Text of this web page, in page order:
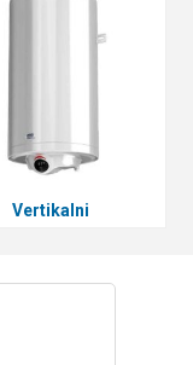
Vertikalni